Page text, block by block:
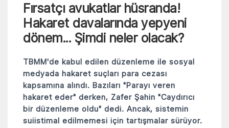
Fırsatçı avukatlar hüsranda!
Hakaret davalarında yepyeni
dönem... Şimdi neler olacak?
TBMM'de kabul edilen düzenleme ile sosyal
medyada hakaret suçları para cezası
kapsamına alındı. Bazıları "Parayı veren
hakaret eder" derken, Zafer Şahin "Caydırıcı
bir düzenleme oldu" dedi. Ancak, sistemin
suiistimal edilmemesi için tartışmalar sürüyor.